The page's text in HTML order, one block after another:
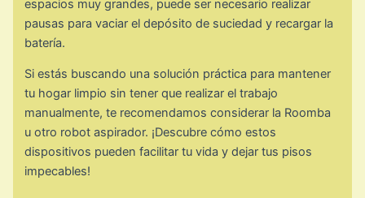
espacios muy grandes, puede ser necesario realizar
pausas para vaciar el depósito de suciedad y recargar la
batería.
Si estás buscando una solución práctica para mantener
tu hogar limpio sin tener que realizar el trabajo
manualmente, te recomendamos considerar la Roomba
u otro robot aspirador. ¡Descubre cómo estos
dispositivos pueden facilitar tu vida y dejar tus pisos
impecables!